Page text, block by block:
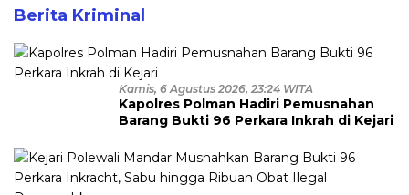
Berita Kriminal
Kamis, 6 Agustus 2026, 23:24 WITA
Kapolres Polman Hadiri Pemusnahan
Barang Bukti 96 Perkara Inkrah di Kejari